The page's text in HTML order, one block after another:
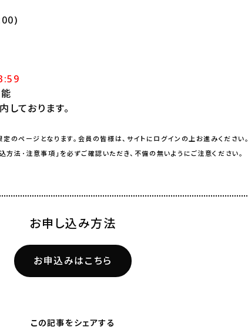
ております。
のページとなります。会員の皆様は、サイトにログインの上お進みください。
法･注意事項」を必ずご確認いただき、不備の無いようにご注意ください。
お申し込み方法
お申込みはこちら
この記事をシェアする